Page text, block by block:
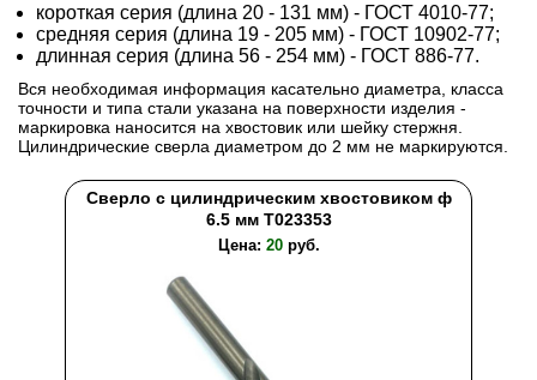
короткая серия (длина 20 - 131 мм) - ГОСТ 4010-77;
средняя серия (длина 19 - 205 мм) - ГОСТ 10902-77;
длинная серия (длина 56 - 254 мм) - ГОСТ 886-77.
Вся необходимая информация касательно диаметра, класса
точности и типа стали указана на поверхности изделия -
маркировка наносится на хвостовик или шейку стержня.
Цилиндрические сверла диаметром до 2 мм не маркируются.
Сверло с цилиндрическим хвостовиком ф
6.5 мм T023353
Цена: 20руб.